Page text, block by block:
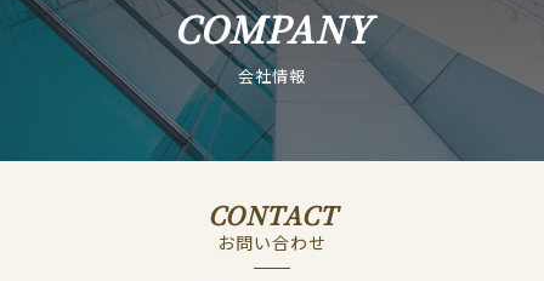
COMPANY
会社情報
CONTACT
お問い合わせ